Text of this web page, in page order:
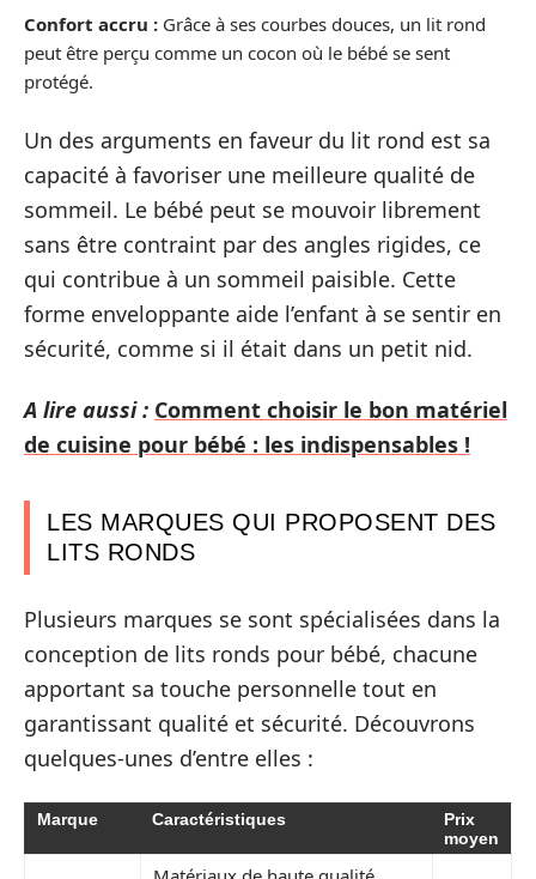
Confort accru : Grâce à ses courbes douces, un lit rond
peut être perçu comme un cocon où le bébé se sent
protégé.
Un des arguments en faveur du lit rond est sa
capacité à favoriser une meilleure qualité de
sommeil. Le bébé peut se mouvoir librement
sans être contraint par des angles rigides, ce
qui contribue à un sommeil paisible. Cette
forme enveloppante aide l’enfant à se sentir en
sécurité, comme si il était dans un petit nid.
A lire aussi : Comment choisir le bon matériel
de cuisine pour bébé : les indispensables !
LES MARQUES QUI PROPOSENT DES
LITS RONDS
Plusieurs marques se sont spécialisées dans la
conception de lits ronds pour bébé, chacune
apportant sa touche personnelle tout en
garantissant qualité et sécurité. Découvrons
quelques-unes d’entre elles :
Marque Caractéristiques
Prix
moyen